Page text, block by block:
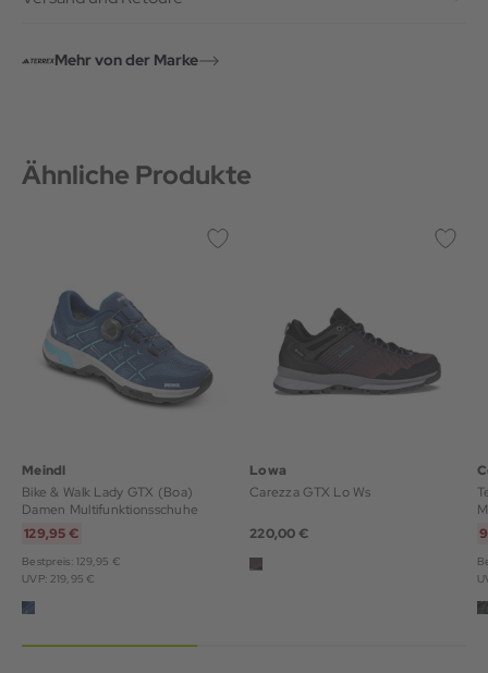
Mehr von der Marke
Ähnliche Produkte
Meindl
Bike & Walk Lady GTX (Boa)
Damen Multifunktionsschuhe
129,95 €
Bestpreis: 129,95 €
UVP: 219,95 €
Lowa
Carezza GTX Lo Ws
220,00 €